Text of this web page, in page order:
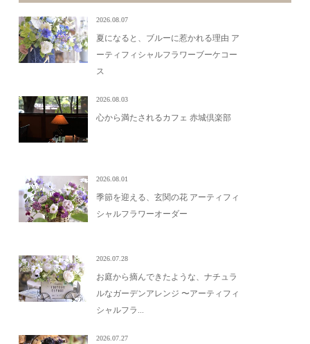
2026.08.07
夏になると、ブルーに惹かれる理由 ア
ーティフィシャルフラワーブーケコー
ス
2026.08.03
心から満たされるカフェ 赤城倶楽部
2026.08.01
季節を迎える、玄関の花 アーティフィ
シャルフラワーオーダー
2026.07.28
お庭から摘んできたような、ナチュラ
ルなガーデンアレンジ 〜アーティフィ
シャルフラ...
2026.07.27